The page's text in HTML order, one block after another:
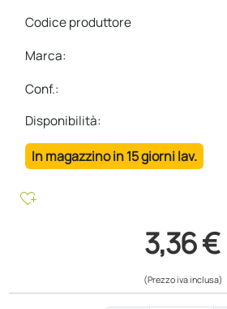
Codice produttore
Marca:
Conf.:
Disponibilità:
In magazzino in 15 giorni lav.
heart_plus
3,36 €
(Prezzo iva inclusa)